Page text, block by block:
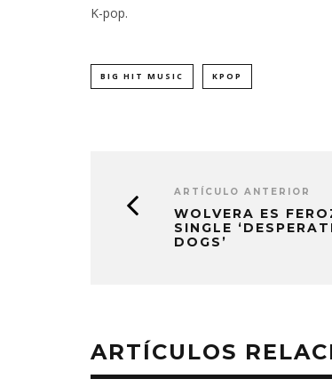
K-pop.
BIG HIT MUSIC KPOP
ARTÍCULO ANTERIOR
WOLVERA ES
SINGLE
DOGS’
ARTÍCULOS